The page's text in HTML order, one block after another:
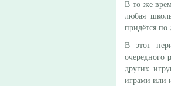
В то же
любая
придётся по
В этот
очередного
других
играми или